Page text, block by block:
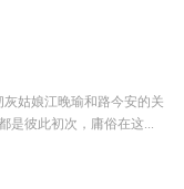
姑娘江晚瑜和路今安的关
是彼此初次，庸俗在这...